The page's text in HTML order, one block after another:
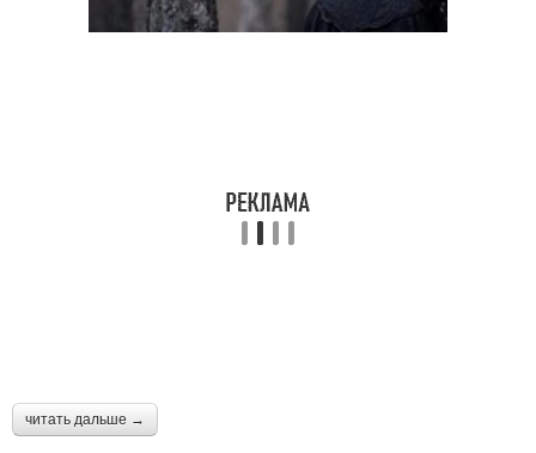
читать дальше →